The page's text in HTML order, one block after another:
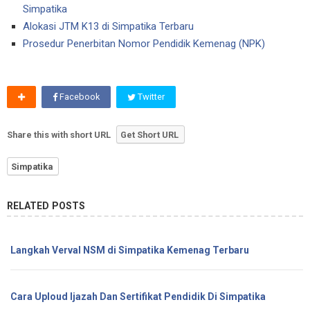
Simpatika
Alokasi JTM K13 di Simpatika Terbaru
Prosedur Penerbitan Nomor Pendidik Kemenag (NPK)
Facebook Twitter
Share this with short URL Get Short URL
Simpatika
RELATED POSTS
Langkah Verval NSM di Simpatika Kemenag Terbaru
Cara Uploud Ijazah Dan Sertifikat Pendidik Di Simpatika